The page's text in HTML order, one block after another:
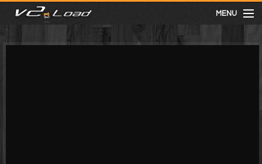
MENU
meist gesehen